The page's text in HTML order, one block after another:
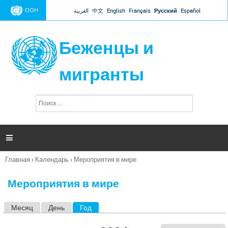
Jump to navigation
ООН العربية 中文 English Français Русский Español
Беженцы и
мигранты
п
и

Вы
Главная › Календарь › Мероприятия в мире
Мероприятия в мире
Месяц День Год